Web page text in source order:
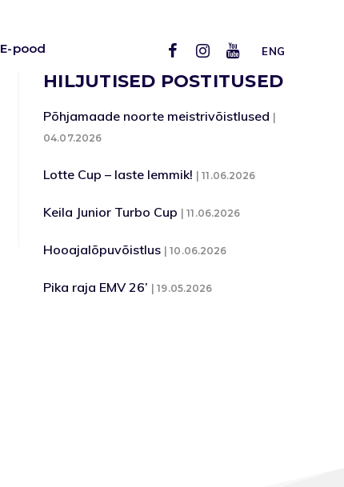
ENG
E-pood
HILJUTISED POSTITUSED
Põhjamaade noorte meistrivõistlused
04.07.2026
Lotte Cup – laste lemmik! 11.06.2026
Keila Junior Turbo Cup 11.06.2026
Hooajalõpuvõistlus 10.06.2026
Pika raja EMV 26’ 19.05.2026